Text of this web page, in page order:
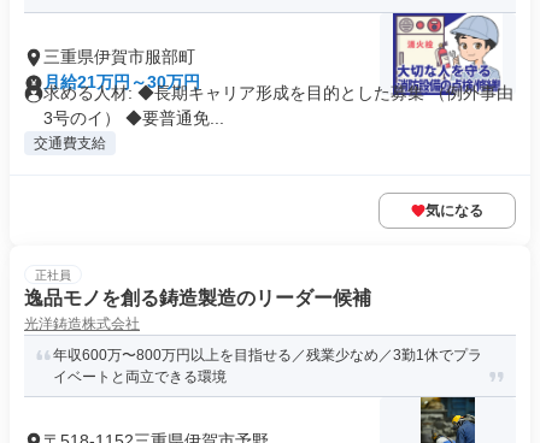
三重県伊賀市服部町
月給21万円～30万円
求める人材: ◆長期キャリア形成を目的とした募集 （例外事由
3号のイ） ◆要普通免...
交通費支給
気になる
正社員
逸品モノを創る鋳造製造のリーダー候補
光洋鋳造株式会社
年収600万〜800万円以上を目指せる／残業少なめ／3勤1休でプラ
イベートと両立できる環境